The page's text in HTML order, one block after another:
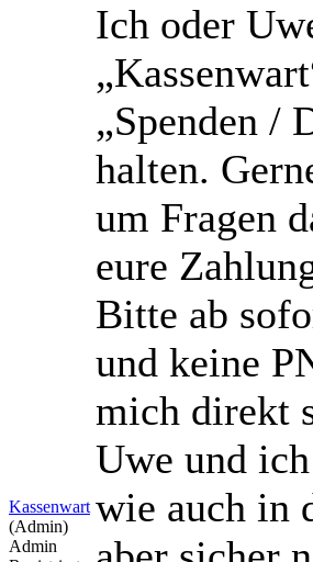
Kassenwart
(Admin)
Admin
Ich oder
„Spenden /
halten.
um Fragen
eure
Bitte ab
und keine
mich direkt
Uwe und
wie auch in